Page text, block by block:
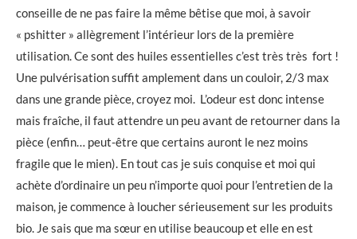
conseille de ne pas faire la même bêtise que moi, à savoir
« pshitter » allègrement l’intérieur lors de la première
utilisation. Ce sont des huiles essentielles c’est très très fort !
Une pulvérisation suffit amplement dans un couloir, 2/3 max
dans une grande pièce, croyez moi. L’odeur est donc intense
mais fraîche, il faut attendre un peu avant de retourner dans la
pièce (enfin… peut-être que certains auront le nez moins
fragile que le mien). En tout cas je suis conquise et moi qui
achète d’ordinaire un peu n’importe quoi pour l’entretien de la
maison, je commence à loucher sérieusement sur les produits
bio. Je sais que ma sœur en utilise beaucoup et elle en est